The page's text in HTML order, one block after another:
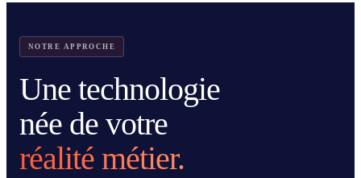
NOTRE APPROCHE
Une technologie
née de votre
réalité métier.